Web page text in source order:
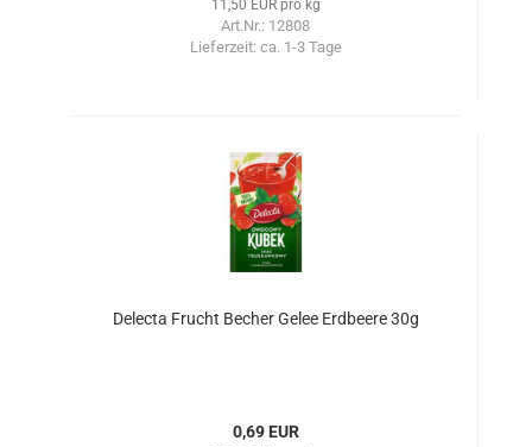
11,50 EUR pro kg
Art.Nr.: 12808
Lieferzeit: ca. 1-3 Tage
Delecta Frucht Becher Gelee Erdbeere 30g
0,69 EUR